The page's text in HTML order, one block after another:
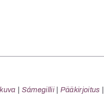
Verkkoartikkeli
Sámegillii Pääkirjoitus